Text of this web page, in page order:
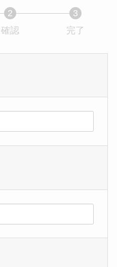
2
確認
3
完了